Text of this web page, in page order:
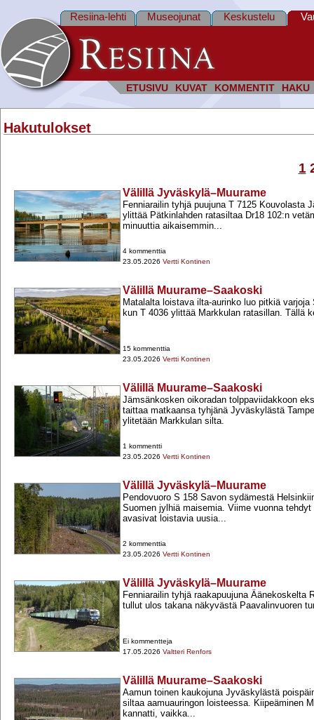
ETUSIVU KUVAT KOMMENTIT HAKU
Resiina-lehti Museojunat Keskustelu
Hakutulokset
1
Välillä Jyväskylä–Muurame
Fenniarailin tyhjä puujuna T 7125 Kouvolasta
ylittää Pätkinlahden ratasiltaa Dr18 102:n
minuuttia aikaisemmin...
4 kommenttia
23.05.2026 Vertti Kontinen
Välillä Muurame–Saakoski
Matalalta loistava ilta-​aurinko luo pitkiä varjoja
kun T 4036 ylittää Markkulan ratasillan. Tällä
15 kommenttia
23.05.2026 Vertti Kontinen
Välillä Muurame–Saakoski
Jämsänkosken oikoradan tolppaviidakkoon
taittaa matkaansa tyhjänä Jyväskylästä
ylitetään Markkulan silta.
1 kommentti
23.05.2026 Vertti Kontinen
Välillä Jyväskylä–Muurame
Pendovuoro S 158 Savon sydämestä
Suomen jylhiä maisemia. Viime vuonna
avasivat loistavia uusia...
2 kommenttia
23.05.2026 Vertti Kontinen
Välillä Jyväskylä–Muurame
Fenniarailin tyhjä raakapuujuna Äänekoskelta
tullut ulos takana näkyvästä Paavalinvuoren
Ei kommentteja
17.05.2026 Valtteri Renfors
Välillä Muurame–Saakoski
Aamun toinen kaukojuna Jyväskylästä
siltaa aamuauringon loisteessa. Kiipeäminen
kannatti, vaikka...